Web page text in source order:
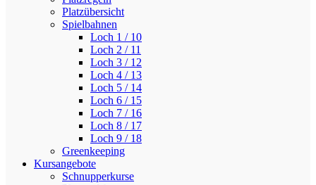
Platzübersicht
Spielbahnen
Loch 1 / 10
Loch 2 / 11
Loch 3 / 12
Loch 4 / 13
Loch 5 / 14
Loch 6 / 15
Loch 7 / 16
Loch 8 / 17
Loch 9 / 18
Greenkeeping
Kursangebote
Schnupperkurse